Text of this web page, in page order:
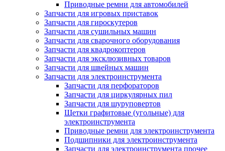
Приводные ремни для автомобилей
Запчасти для игровых приставок
Запчасти для гироскутеров
Запчасти для сушильных машин
Запчасти для сварочного оборудования
Запчасти для квадрокоптеров
Запчасти для эксклюзивных товаров
Запчасти для швейных машин
Запчасти для электроинструмента
Запчасти для перфораторов
Запчасти для циркулярных пил
Запчасти для шуруповертов
Щетки графитовые (угольные) для
электроинструмента
Приводные ремни для электроинструмента
Подшипники для электроинструмента
Запчасти для электроинструмента прочее